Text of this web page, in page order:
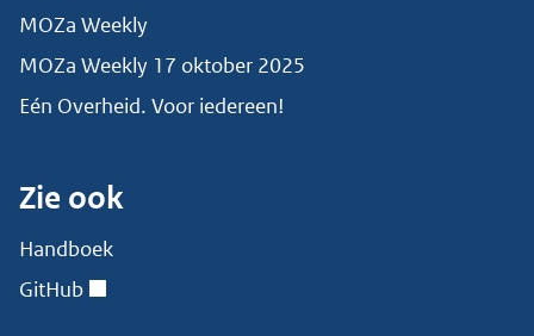
MOZa Weekly
MOZa Weekly 17 oktober 2025
Eén Overheid. Voor iedereen!
Zie ook
Handboek
GitHub